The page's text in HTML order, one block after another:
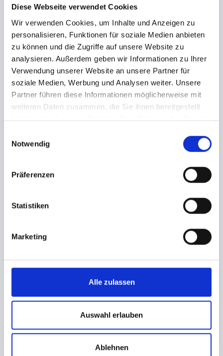
Diese Webseite verwendet Cookies
Wir verwenden Cookies, um Inhalte und Anzeigen zu
personalisieren, Funktionen für soziale Medien anbieten
zu können und die Zugriffe auf unsere Website zu
analysieren. Außerdem geben wir Informationen zu Ihrer
Verwendung unserer Website an unsere Partner für
soziale Medien, Werbung und Analysen weiter. Unsere
Partner führen diese Informationen möglicherweise mit
weiteren Daten zusammen, die Sie ihnen bereitgestellt
haben oder die sie im Rahmen Ihrer Nutzung der Dienste
Notwendig
Präferenzen
Statistiken
Marketing
Alle zulassen
Auswahl erlauben
Ablehnen
Euer Obsession Team
PROGRAMM
The Tower of Power: Extra Latex Play mit Latexturm,
Awarenessteam und Vakuummierungs-Play, hier könnt Ihr
euch ausprobieren
Fetish Walking Acts
More Birthday Surprises tba
DJs & 3 Floors
Main Hall: Techno & Progressive House
Obsession Resident, Transport, EFX, Outside World, Spirit of
DJ Waikiki ( Insomnia, Weißer Hase, KitKat Club, Moon Club )
DJ Frank Eichstädt ( Hörsturz, Schwarzer Tanztempel,
Obsession Welcome Floor: Djanes DevilAndAngel, Finest
Keeper Chillout Zones
Sweets & Chocolate, Welcome Shots, Café Area
kostenlose Fotobox
Latex Anziehhilfe & Polierstation